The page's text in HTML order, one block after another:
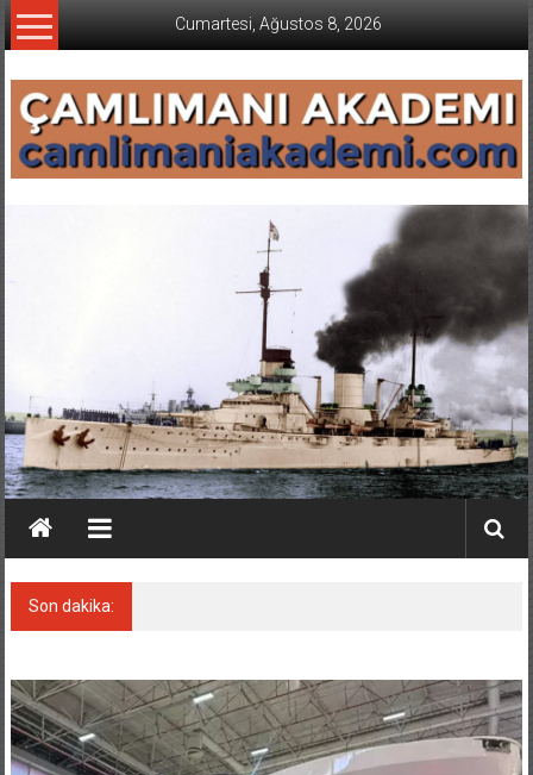
İçeriğe
geç
Cumartesi, Ağustos 8, 2026
Son dakika: